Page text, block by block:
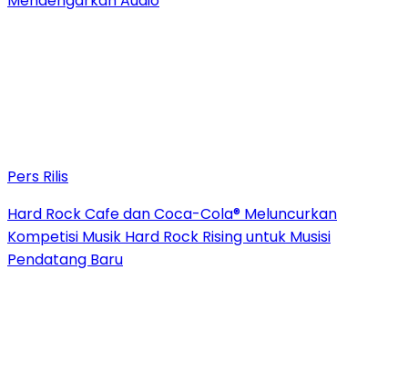
Pers Rilis
Hard Rock Cafe dan Coca-Cola® Meluncurkan
Kompetisi Musik Hard Rock Rising untuk Musisi
Pendatang Baru